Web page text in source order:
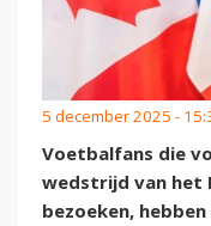
5 december 2025 -
Voetbalfans die
wedstrijd van het
bezoeken,